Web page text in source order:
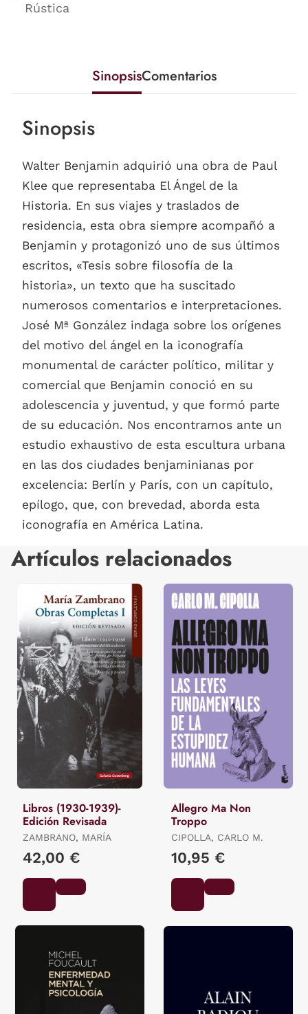
Rústica
SinopsisComentarios
Sinopsis
Walter Benjamin adquirió una obra de Paul
Klee que representaba El Ángel de la
Historia. En sus viajes y traslados de
residencia, esta obra siempre acompañó a
Benjamin y protagonizó uno de sus últimos
escritos, «Tesis sobre filosofía de la
historia», un texto que ha suscitado
numerosos comentarios e interpretaciones.
José Mª González indaga sobre los orígenes
del motivo del ángel en la iconografía
monumental de carácter político, militar y
comercial que Benjamin conoció en su
adolescencia y juventud, y que formó parte
de su educación. Nos encontramos ante un
estudio exhaustivo de esta escultura urbana
en las dos ciudades benjaminianas por
excelencia: Berlín y París, con un capítulo,
epílogo, que, con brevedad, aborda esta
iconografía en América Latina.
Artículos relacionados
Libros (1930-1939)-
Edición Revisada
ZAMBRANO, MARÍA
42,00 €
Allegro Ma Non
Troppo
CIPOLLA, CARLO M.
10,95 €